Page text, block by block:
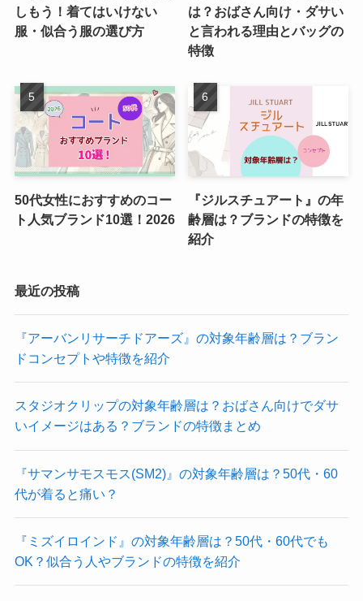
しもう！着てはいけない
服・似合う服の選び方
は？おばさん向け・ダサい
と言われる理由とバッグの
特徴
50代女性におすすめのコー
ト人気ブランド10選！2026
『ジルスチュアート』の年
齢層は？ブランドの特徴を
紹介
最近の投稿
『アーバンリサーチドアーズ』の対象年齢層は？ブラン
ドコンセプトや特徴を紹介
スタジオクリップの対象年齢層は？おばさん向けでダサ
いイメージはある？ブランドの特徴まとめ
『サマンサモスモス(SM2)』の対象年齢層は？50代・60
代が着ると痛い？
『ミズイロインド』の対象年齢層は？50代・60代でも
OK？似合う人やブランドの特徴を紹介